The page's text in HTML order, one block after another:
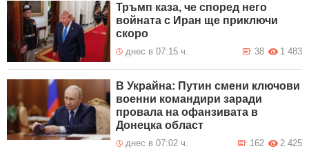
Тръмп каза, че според него
войната с Иран ще приключи
скоро
днес в 07:15 ч. 1 483
38
В Украйна: Путин смени ключови
военни командири заради
провала на офанзивата в
Донецка област
днес в 07:02 ч. 2 425
162